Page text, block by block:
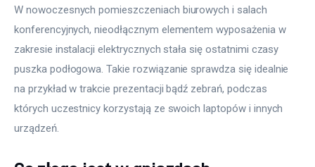
W nowoczesnych pomieszczeniach biurowych i salach
konferencyjnych, nieodłącznym elementem wyposażenia w
zakresie instalacji elektrycznych stała się ostatnimi czasy
puszka podłogowa. Takie rozwiązanie sprawdza się idealnie
na przykład w trakcie prezentacji bądź zebrań, podczas
których uczestnicy korzystają ze swoich laptopów i innych
urządzeń.